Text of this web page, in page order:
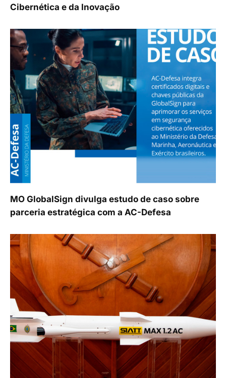
Cibernética e da Inovação
MO GlobalSign divulga estudo de caso sobre
parceria estratégica com a AC-Defesa